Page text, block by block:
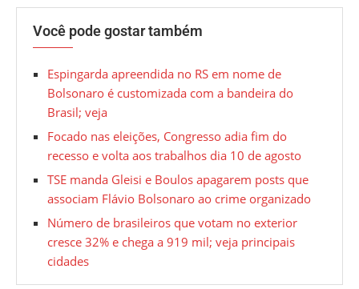
Você pode gostar também
Espingarda apreendida no RS em nome de
Bolsonaro é customizada com a bandeira do
Brasil; veja
Focado nas eleições, Congresso adia fim do
recesso e volta aos trabalhos dia 10 de agosto
TSE manda Gleisi e Boulos apagarem posts que
associam Flávio Bolsonaro ao crime organizado
Número de brasileiros que votam no exterior
cresce 32% e chega a 919 mil; veja principais
cidades